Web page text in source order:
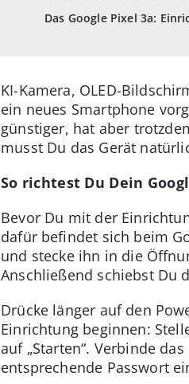
Das Google Pixel 3a:
KI-Kamera, OLED-
ein neues Smartphone
günstiger, hat aber
musst Du das Gerät
So richtest Du Dein
Bevor Du mit der
dafür befindet sich beim
und stecke ihn in die
Anschließend schiebst Du
Drücke länger auf den
Einrichtung beginnen:
auf „Starten“. Verbinde
entsprechende Passwort